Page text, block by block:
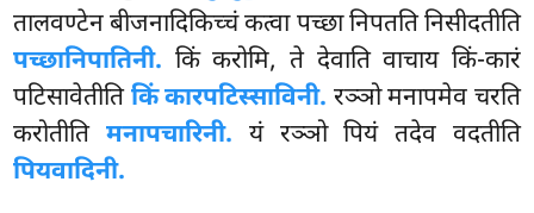
तालवण्टेन बीजनादिकिच्चं कत्वा पच्छा निपतति निसीदतीति
पच्छानिपातिनी. किं करोमि, ते देवाति वाचाय किं-कारं
पटिसावेतीतिकिं कारपटिस्साविनी. रञ्ञो मनापमेव चरति
करोतीति मनापचारिनी. यं रञ्ञो पियं तदेव वदतीति
पियवादिनी.